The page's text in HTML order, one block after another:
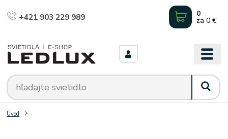
+421 903 229 989 0
za 0 €
Úvod